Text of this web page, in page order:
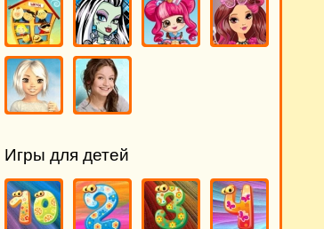
Игры для детей